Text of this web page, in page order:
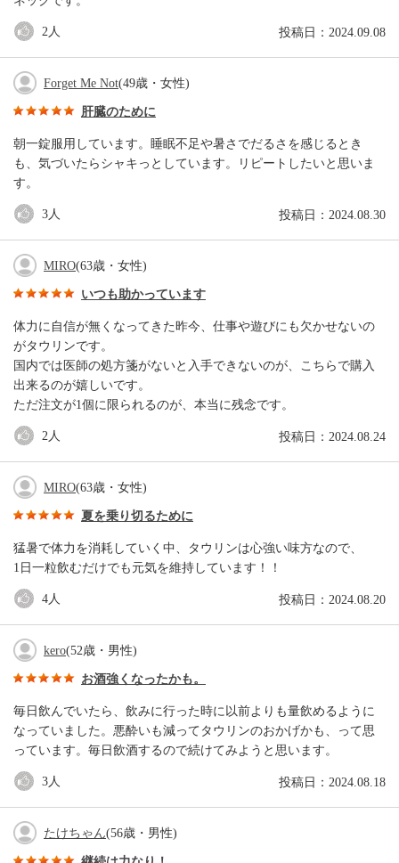
投稿日：2024.09.08
2人
Forget Me Not(49歳・女性)
肝臓のために
朝一錠服用しています。睡眠不足や暑さでだるさを感じるとき
も、気づいたらシャキっとしています。リピートしたいと思いま
す。
投稿日：2024.08.30
3人
MIRO(63歳・女性)
いつも助かっています
体力に自信が無くなってきた昨今、仕事や遊びにも欠かせないの
がタウリンです。
国内では医師の処方箋がないと入手できないのが、こちらで購入
出来るのが嬉しいです。
ただ注文が1個に限られるのが、本当に残念です。
投稿日：2024.08.24
2人
MIRO(63歳・女性)
夏を乗り切るために
猛暑で体力を消耗していく中、タウリンは心強い味方なので、
1日一粒飲むだけでも元気を維持しています！！
投稿日：2024.08.20
4人
kero(52歳・男性)
お酒強くなったかも。
毎日飲んでいたら、飲みに行った時に以前よりも量飲めるように
なっていました。悪酔いも減ってタウリンのおかげかも、って思
っています。毎日飲酒するので続けてみようと思います。
投稿日：2024.08.18
3人
たけちゃん(56歳・男性)